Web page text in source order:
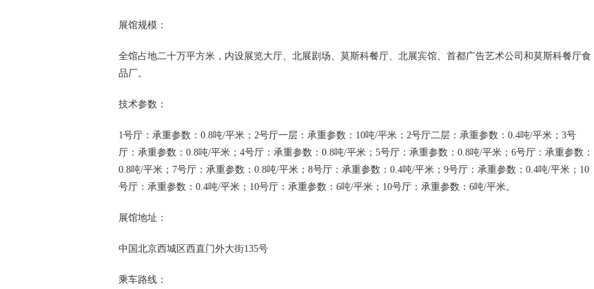
展馆规模：
全馆占地二十万平方米，内设展览大厅、北展剧场、莫斯科餐厅、北展宾馆、首都广告艺术公司和莫斯科餐厅食
品厂。
技术参数：
1号厅：承重参数：0.8吨/平米；2号厅一层：承重参数：10吨/平米；2号厅二层：承重参数：0.4吨/平米；3号
厅：承重参数：0.8吨/平米；4号厅：承重参数：0.8吨/平米；5号厅：承重参数：0.8吨/平米；6号厅：承重参数：
0.8吨/平米；7号厅：承重参数：0.8吨/平米；8号厅：承重参数：0.4吨/平米；9号厅：承重参数：0.4吨/平米；10
号厅：承重参数：0.4吨/平米；10号厅：承重参数：6吨/平米；10号厅：承重参数：6吨/平米。
展馆地址：
中国北京西城区西直门外大街135号
乘车路线：